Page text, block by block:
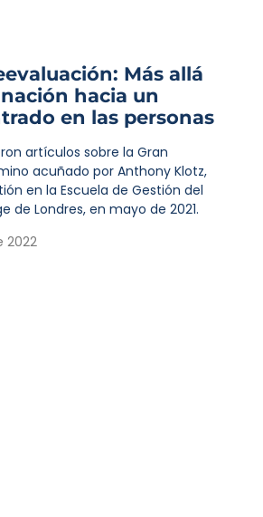
Más allá
hacia un
en las personas
artículos sobre la Gran
acuñado por Anthony Klotz,
en la Escuela de Gestión del
de Londres, en mayo de 2021.
2022